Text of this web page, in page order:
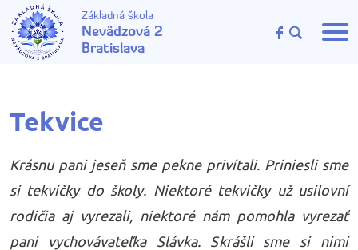
Základná škola
Nevädzová 2
Bratislava
Tekvice
Krásnu pani jeseň sme pekne privítali. Priniesli sme
si tekvičky do školy. Niektoré tekvičky už usilovní
rodičia aj vyrezali, niektoré nám pomohla vyrezať
pani vychovávateľka Slávka. Skrášli sme si nimi